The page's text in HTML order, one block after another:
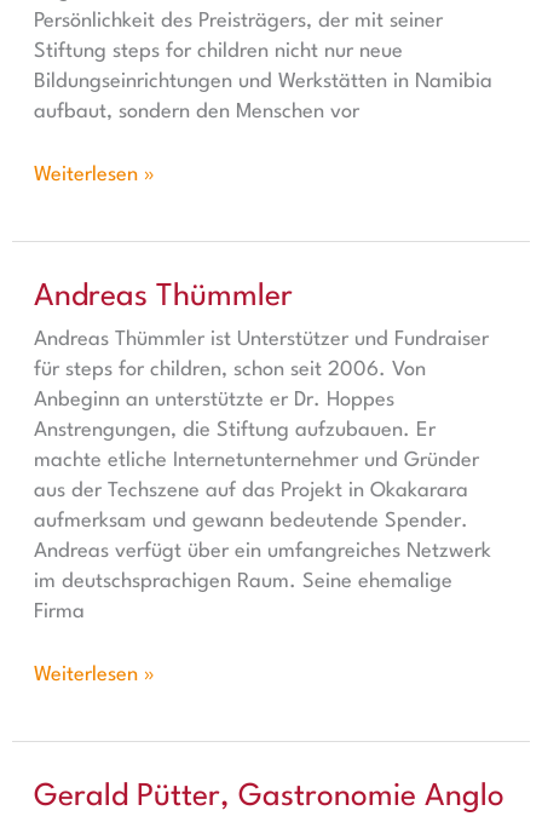
Persönlichkeit des Preisträgers, der mit seiner
Stiftung steps for children nicht nur neue
Bildungseinrichtungen und Werkstätten in Namibia
aufbaut, sondern den Menschen vor
Weiterlesen »
Andreas Thümmler
Andreas Thümmler ist Unterstützer und Fundraiser
für steps for children, schon seit 2006. Von
Anbeginn an unterstützte er Dr. Hoppes
Anstrengungen, die Stiftung aufzubauen. Er
machte etliche Internetunternehmer und Gründer
aus der Techszene auf das Projekt in Okakarara
aufmerksam und gewann bedeutende Spender.
Andreas verfügt über ein umfangreiches Netzwerk
im deutschsprachigen Raum. Seine ehemalige
Firma
Andreas Thümmler
Weiterlesen »
Gerald Pütter, Gastronomie Anglo
Gerald Pütter, Gastronomie Anglo German Club